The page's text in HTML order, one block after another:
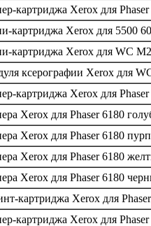
картриджа Xerox для
картриджа Xerox для 5500
картриджа Xerox для WC
ксерографии Xerox для
картриджа Xerox для
Xerox для Phaser 6180
Xerox для Phaser 6180
Xerox для Phaser 6180
Xerox для Phaser 6180
картриджа Xerox для
картриджа Xerox для